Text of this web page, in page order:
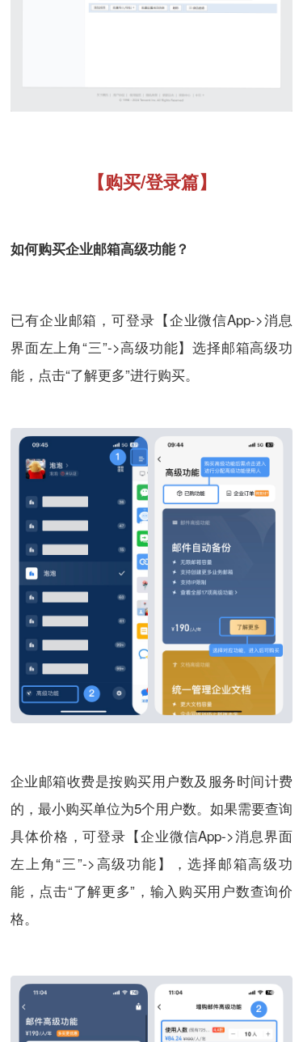
【购买/登录篇】
如何购买企业邮箱高级功能？
已有企业邮箱，可登录【企业微信App->消息
界面左上角“三”->高级功能】选择邮箱高级功
能，点击“了解更多”进行购买。
企业邮箱收费是按购买用户数及服务时间计费
的，最小购买单位为5个用户数。如果需要查询
具体价格，可登录【企业微信App->消息界面
左上角“三”->高级功能】，选择邮箱高级功
能，点击“了解更多”，输入购买用户数查询价
格。